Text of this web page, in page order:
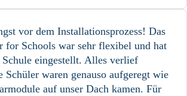
vor dem Installationsprozess! Das
for Schools war sehr flexibel und hat
Schule eingestellt. Alles verlief
Schüler waren genauso aufgeregt wie
auf unser Dach kamen. Für